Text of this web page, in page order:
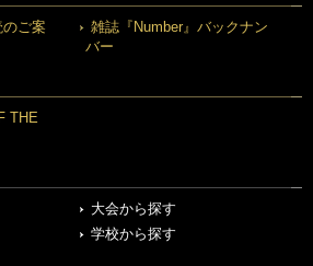
ご案
雑誌『Number』バックナン
バー
THE
大会から探す
学校から探す